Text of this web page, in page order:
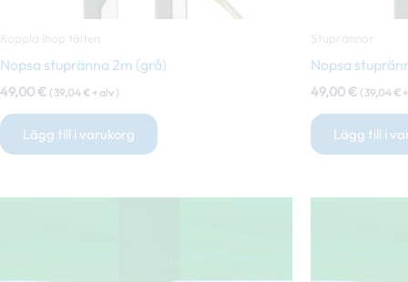
Koppla ihop tälten
Nopsa stupränna 2m (grå)
49,00€ ( 39,04€ + alv )
Lägg till i varukorg
Stuprännor
Nopsa
49,00€ ( 39,04€
Lägg till i